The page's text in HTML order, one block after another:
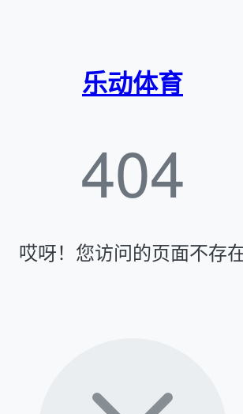
乐动体育
404
哎呀！您访问的页面不存